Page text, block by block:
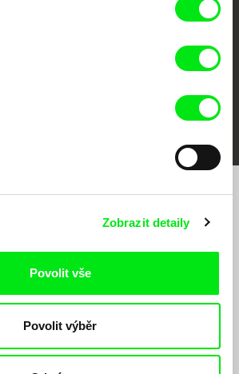
Zobrazit detaily
Povolit vše
Povolit výběr
filmovém programu?